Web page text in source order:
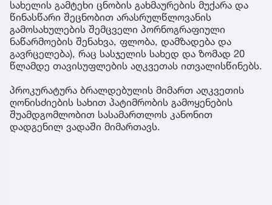
სახელის გამტეხი ცნობის გახმაურების მუქარა და
წინასწარი შეცნობით არასრულწლოვანის
გამოსახულების შემცველი პორნოგრაფიული
ნაწარმოების შენახვა, ფლობა, დამზადება და
გავრცელება), რაც სასჯელის სახედ და ზომად 20
წლამდე თავისუფლების აღკვეთას ითვალისწინებს.
პროკურატურა ბრალდებულის მიმართ აღკვეთის
ღონისძიების სახით პატიმრობის გამოყენების
შუამდგომლობით სასამართლოს კანონით
დადგენილ ვადაში მიმართავს.